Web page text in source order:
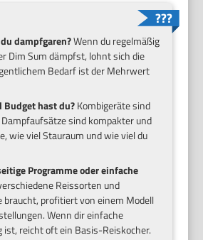
dampfgaren?Wenn du regelmäßig
Dim Sum dämpfst, lohnt sich die
Bedarf ist der Mehrwert
Budget hast du?Kombigeräte sind
sind kompakter und
wie viel Stauraum und wie viel du
Programme oder einfache
Reissorten und
braucht, profitiert von einem Modell
Wenn dir einfache
ist, reicht oft ein Basis-Reiskocher.